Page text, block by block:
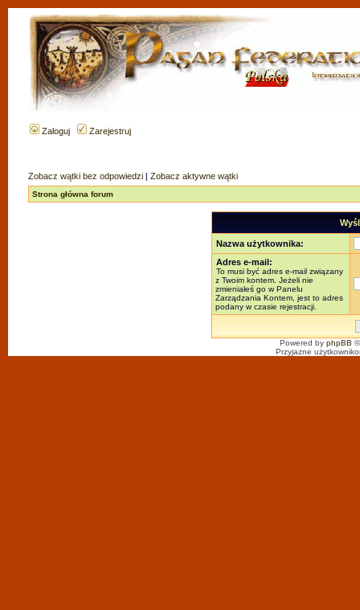
Zaloguj Zarejestruj
Zobacz wątki bez odpowiedzi | Zobacz aktywne wątki
Strona główna forum
Nazwa użytkownika:
Adres e-mail:
To musi być adres e-mail związany
z Twoim kontem. Jeżeli nie
zmieniałeś go w Panelu
Zarządzania Kontem, jest to adres
podany w czasie rejestracji.
Powered by phpBB
Przyjazne